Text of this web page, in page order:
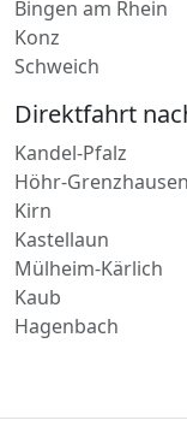
Direktfahrt nach
Kandel-Pfalz
Kirn
Kastellaun
Mülheim-Kärlich
Kaub
Hagenbach